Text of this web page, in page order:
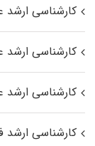
کارشناسی ارشد
کارشناسی ارشد
کارشناسی ارشد
کارشناسی ارشد